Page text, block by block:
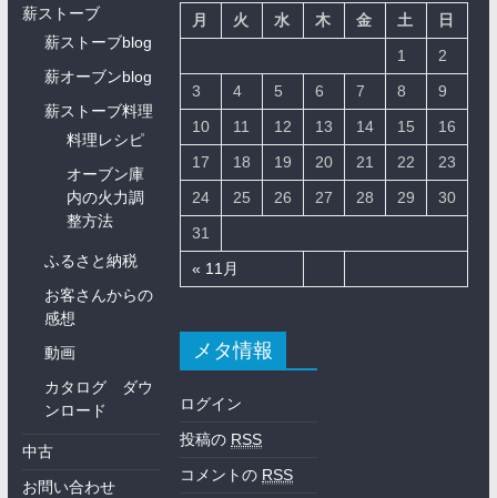
薪ストーブ
薪ストーブblog
薪オーブンblog
薪ストーブ料理
料理レシピ
オーブン庫
内の火力調
整方法
ふるさと納税
お客さんからの
感想
動画
カタログ ダウ
ンロード
中古
お問い合わせ
月
火 水 木 金 土 日
« 11月
1
2
3
4 5 6 7 8
9
10
11 12 13 14 15
16
17
18 19 20 21 22
23
24
25 26 27 28 29
30
31
メタ情報
ログイン
投稿の RSS
コメントの RSS